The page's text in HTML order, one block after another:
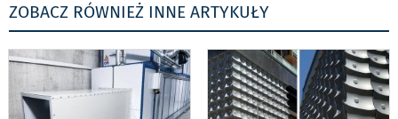
ZOBACZ RÓWNIEŻ INNE ARTYKUŁY